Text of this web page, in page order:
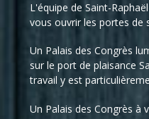
L'équipe de Saint-
vous ouvrir les portes de
Un Palais des Congrès
sur le port de plaisance
travail y est
Un Palais des Congrès à